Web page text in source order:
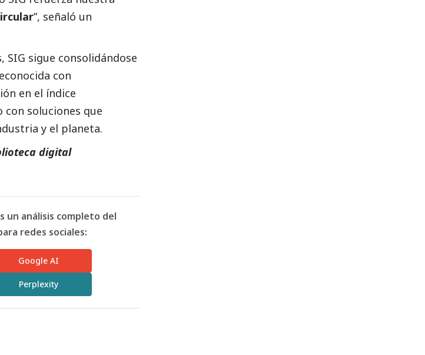
”, señaló un
SIG sigue consolidándose
con
en el índice
con soluciones que
y el planeta.
digital
un análisis completo del
redes sociales:
Google AI
Perplexity